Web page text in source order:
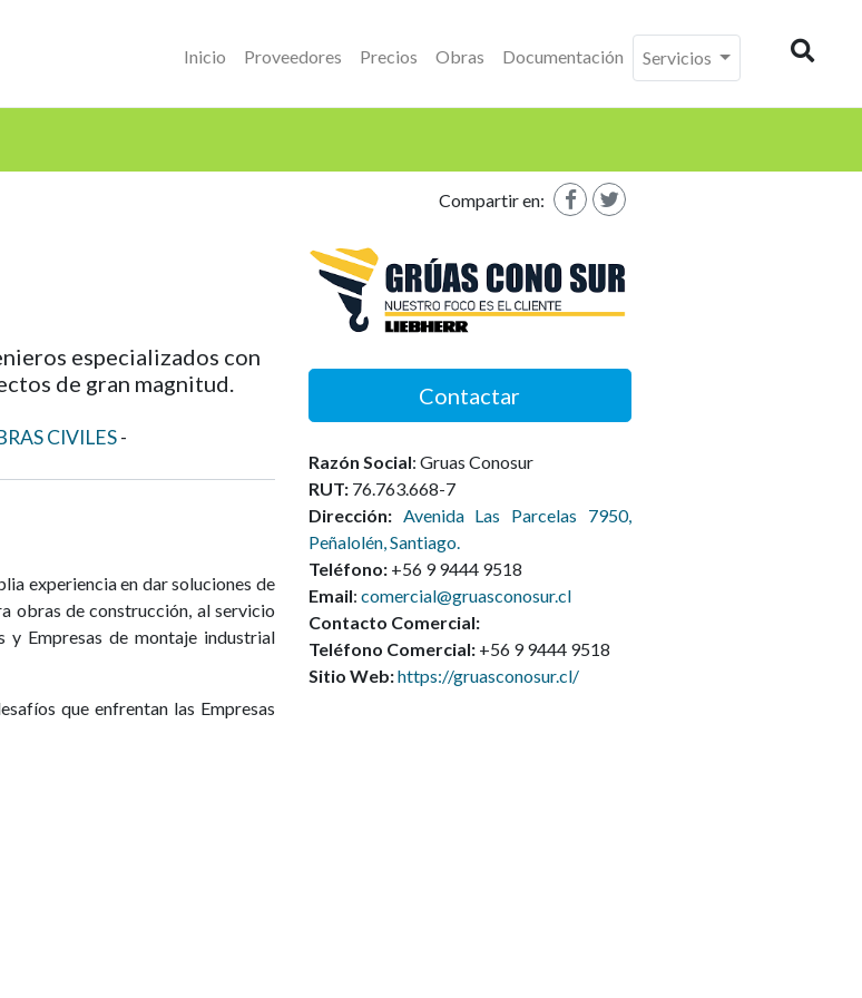
Inicio Proveedores Precios Obras Documentación Servicios
Compartir en:
especializados con
de gran magnitud.
CIVILES
experiencia en dar soluciones de
obras de construcción, al servicio
y Empresas de montaje industrial
que enfrentan las Empresas
Contactar
Razón Social: Gruas Conosur
RUT:76.763.668-7
Dirección: Avenida Las Parcelas 7950,
Peñalolén, Santiago.
Teléfono:+56 9 9444 9518
Email: comercial@gruasconosur.cl
Contacto Comercial:
Teléfono Comercial: +56 9 9444 9518
Sitio Web:https://gruasconosur.cl/